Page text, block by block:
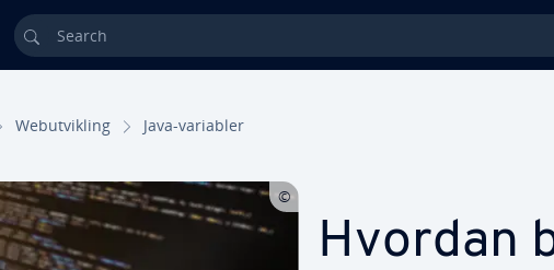
Search
Webutvikling Java-variabler
Hvordan